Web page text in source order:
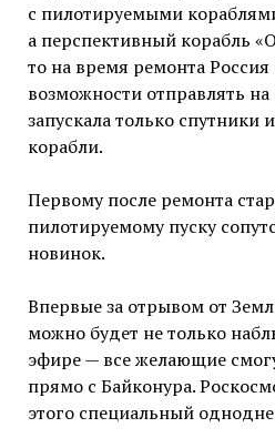
с пилотируемыми
а перспективный корабль
то на время ремонта
возможности отправлять
запускала только спутники
корабли.
Первому после ремонта
пилотируемому пуску
новинок.
Впервые за отрывом от
можно будет не только
эфире — все желающие
прямо с Байконура.
этого специальный